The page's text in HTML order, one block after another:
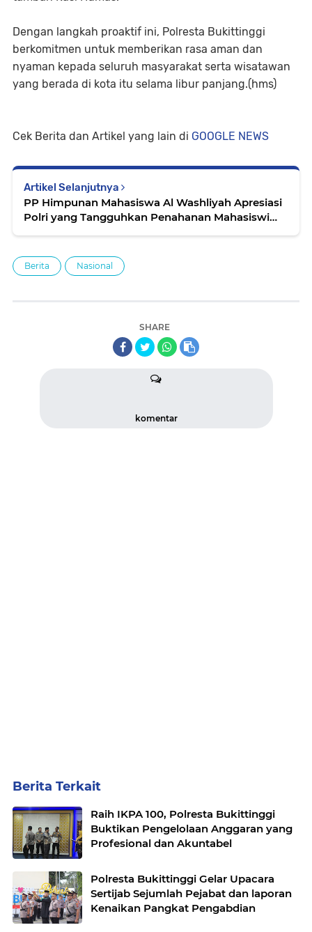
Dengan langkah proaktif ini, Polresta Bukittinggi
berkomitmen untuk memberikan rasa aman dan
nyaman kepada seluruh masyarakat serta wisatawan
yang berada di kota itu selama libur panjang.(hms)
Cek Berita dan Artikel yang lain di GOOGLE NEWS
Artikel Selanjutnya
PP Himpunan Mahasiswa Al Washliyah Apresiasi
Polri yang Tangguhkan Penahanan Mahasiswi
Berita Nasional
SHARE
komentar
Berita Terkait
Raih IKPA 100, Polresta Bukittinggi
Buktikan Pengelolaan Anggaran yang
Profesional dan Akuntabel
Polresta Bukittinggi Gelar Upacara
Sertijab Sejumlah Pejabat dan laporan
Kenaikan Pangkat Pengabdian